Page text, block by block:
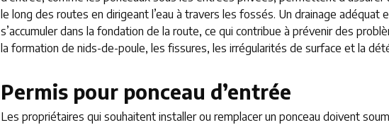
le long des routes en dirigeant l’eau à travers les fossés. Un drainage adéquat
s’accumuler dans la fondation de la route, ce qui contribue à prévenir des
la formation de nids-de-poule, les fissures, les irrégularités de surface et la
Permis pour ponceau d’entrée
Les propriétaires qui souhaitent installer ou remplacer un ponceau doivent